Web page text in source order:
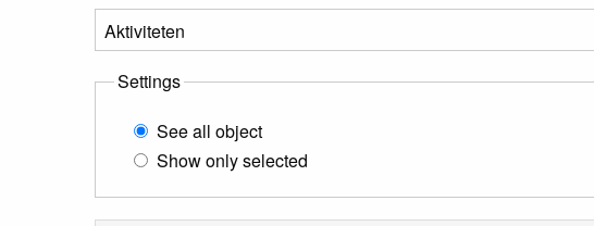
Settings
See all object
Show only selected